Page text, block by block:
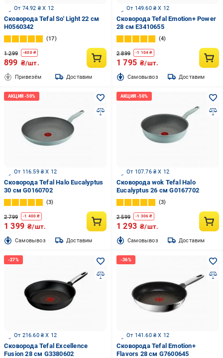
От 74.92 ₴ X 12
Сковорода Tefal So' Light 22 см
H0560342
17
1 299 -400₴
899 ₴/шт.
Привезём Доставим
От 149.60 ₴ X 12
Сковорода Tefal Emotion+ Power
28 см E3410655
4
2 899 -1 104 ₴
1 795 ₴/шт.
Cамовывоз Доставим
От 116.59 ₴ X 12
Сковорода Tefal Halo Eucalyptus
30 см G0160702
3
2 799 -1 400 ₴
1 399 ₴/шт.
Cамовывоз Доставим
От 107.76 ₴ X 12
Сковорода wok Tefal Halo
Eucalyptus 26 см G0167702
3
2 599 -1 306 ₴
1 293 ₴/шт.
Cамовывоз Доставим
От 216.60 ₴ X 12
Сковорода Tefal Excellence
Fusion 28 см G3380602
От 141.60 ₴ X 12
Сковорода Tefal Emotion+
Flavors 28 см G7600645